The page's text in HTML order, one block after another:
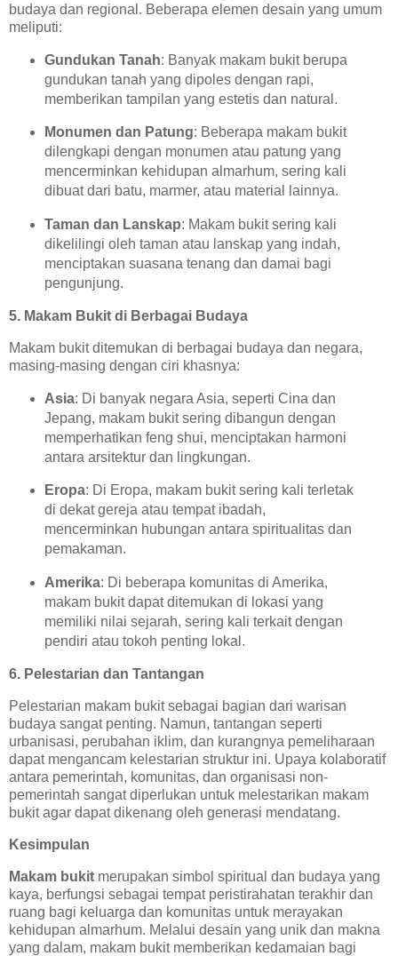
budaya dan regional. Beberapa elemen desain yang umum
meliputi:
Gundukan Tanah: Banyak makam bukit berupa
gundukan tanah yang dipoles dengan rapi,
memberikan tampilan yang estetis dan natural.
Monumen dan Patung: Beberapa makam bukit
dilengkapi dengan monumen atau patung yang
mencerminkan kehidupan almarhum, sering kali
dibuat dari batu, marmer, atau material lainnya.
Taman dan Lanskap: Makam bukit sering kali
dikelilingi oleh taman atau lanskap yang indah,
menciptakan suasana tenang dan damai bagi
pengunjung.
5. Makam Bukit di Berbagai Budaya
Makam bukit ditemukan di berbagai budaya dan negara,
masing-masing dengan ciri khasnya:
Asia: Di banyak negara Asia, seperti Cina dan
Jepang, makam bukit sering dibangun dengan
memperhatikan feng shui, menciptakan harmoni
antara arsitektur dan lingkungan.
Eropa: Di Eropa, makam bukit sering kali terletak
di dekat gereja atau tempat ibadah,
mencerminkan hubungan antara spiritualitas dan
pemakaman.
Amerika: Di beberapa komunitas di Amerika,
makam bukit dapat ditemukan di lokasi yang
memiliki nilai sejarah, sering kali terkait dengan
pendiri atau tokoh penting lokal.
6. Pelestarian dan Tantangan
Pelestarian makam bukit sebagai bagian dari warisan
budaya sangat penting. Namun, tantangan seperti
urbanisasi, perubahan iklim, dan kurangnya pemeliharaan
dapat mengancam kelestarian struktur ini. Upaya kolaboratif
antara pemerintah, komunitas, dan organisasi non-
pemerintah sangat diperlukan untuk melestarikan makam
bukit agar dapat dikenang oleh generasi mendatang.
Kesimpulan
Makam bukit merupakan simbol spiritual dan budaya yang
kaya, berfungsi sebagai tempat peristirahatan terakhir dan
ruang bagi keluarga dan komunitas untuk merayakan
kehidupan almarhum. Melalui desain yang unik dan makna
yang dalam, makam bukit memberikan kedamaian bagi